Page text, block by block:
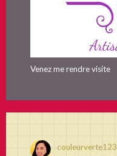
Venez me rendre visite
couleurverte123